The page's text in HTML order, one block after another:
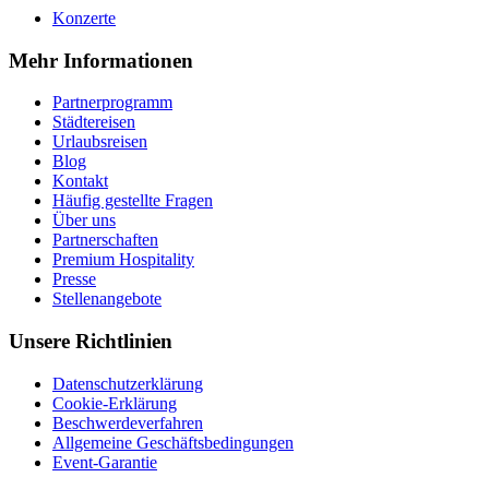
Konzerte
Mehr Informationen
Partnerprogramm
Städtereisen
Urlaubsreisen
Blog
Kontakt
Häufig gestellte Fragen
Über uns
Partnerschaften
Premium Hospitality
Presse
Stellenangebote
Unsere Richtlinien
Datenschutzerklärung
Cookie-Erklärung
Beschwerdeverfahren
Allgemeine Geschäftsbedingungen
Event-Garantie